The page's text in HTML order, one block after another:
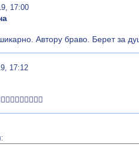
17:00
Автору браво. Берет за
17:12